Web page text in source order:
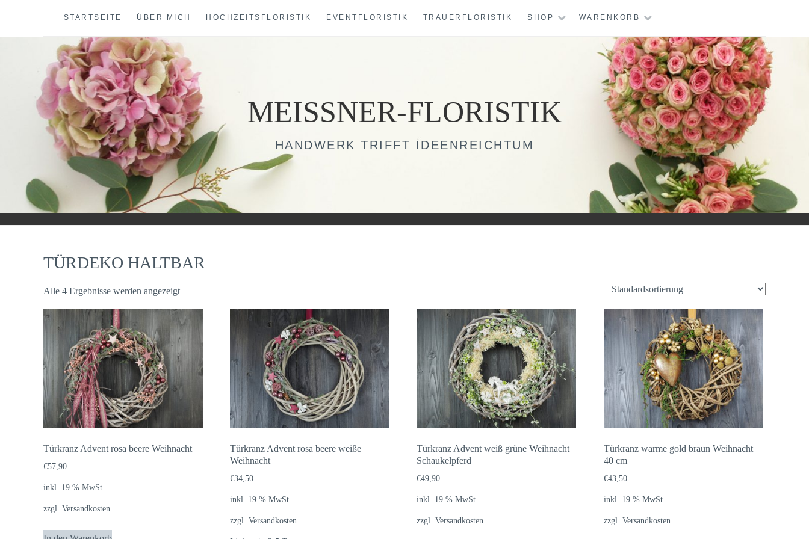
content
STARTSEITE ÜBER MICH HOCHZEITSFLORISTIK EVENTFLORISTIK TRAUERFLORISTIK SHOP WARENKORB
MEISSNER-FLORISTIK
HANDWERK TRIFFT IDEENREICHTUM
TÜRDEKO HALTBAR
Alle 4 Ergebnisse werden angezeigt
Türkranz Advent rosa beere Weihnacht
€57,90
inkl. 19 % MwSt.
zzgl. Versandkosten
Türkranz Advent rosa beere weiße
Weihnacht
€34,50
inkl. 19 % MwSt.
zzgl.Versandkosten
Türkranz Advent weiß grüne Weihnacht
Schaukelpferd
€49,90
inkl. 19 % MwSt.
zzgl.Versandkosten
Türkranz warme gold braun Weihnacht
40 cm
€43,50
inkl. 19 % MwSt.
zzgl. Versandkosten